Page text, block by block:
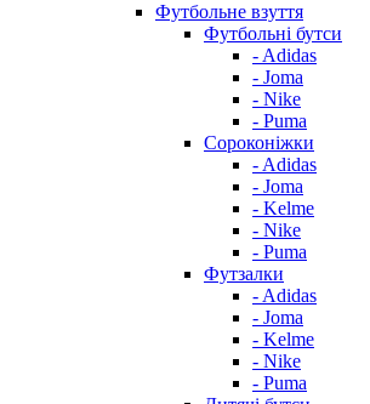
Футбольне взуття
Футбольні бутси
- Adidas
- Joma
- Nike
- Puma
Сороконіжки
- Adidas
- Joma
- Kelme
- Nike
- Puma
Футзалки
- Adidas
- Joma
- Kelme
- Nike
- Puma